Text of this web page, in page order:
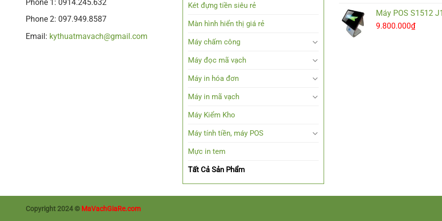
Phone 1: 0914.245.632
Phone 2: 097.949.8587
Email: kythuatmavach@gmail.com
Két đựng tiền siêu rẻ
Màn hình hiển thị giá rẻ
Máy chấm công
Máy đọc mã vạch
Máy in hóa đơn
Máy in mã vạch
Máy Kiểm Kho
Máy tính tiền, máy POS
Mực in tem
Tất Cả Sản Phẩm
Máy POS S1512
9.800.000₫
Copyright 2024 © MaVachGiaRe.com